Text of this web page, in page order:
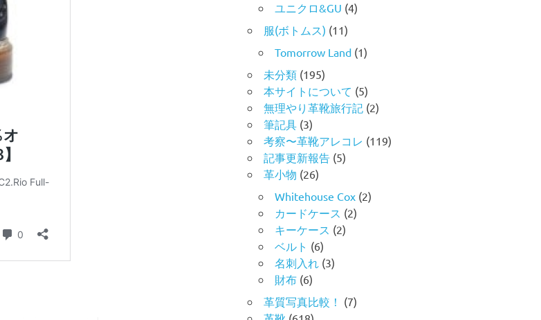
ユニクロ&GU (4)
服(ボトムス) (11)
Tomorrow Land (1)
未分類 (195)
本サイトについて (5)
無理やり革靴旅行記 (2)
筆記具 (3)
考察〜革靴アレコレ (119)
記事更新報告 (5)
革小物 (26)
Whitehouse Cox (2)
カードケース (2)
キーケース (2)
ベルト (6)
名刺入れ (3)
財布 (6)
革質写真比較！ (7)